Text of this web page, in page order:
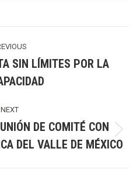
post:
SIN LÍMITES POR LA
NEXT
post:
DE COMITÉ CON
DEL VALLE DE MÉXICO